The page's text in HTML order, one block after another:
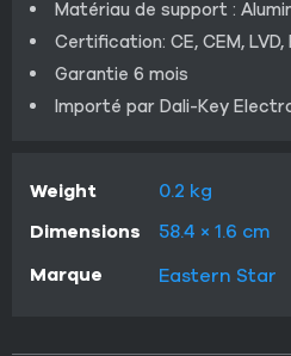
Matériau de support :
Certification: CE, CEM, LVD,
Garantie 6 mois
Importé par Dali-Key
Weight
0.2 kg
Dimensions
58.4 × 1.6 cm
Marque
Eastern Star